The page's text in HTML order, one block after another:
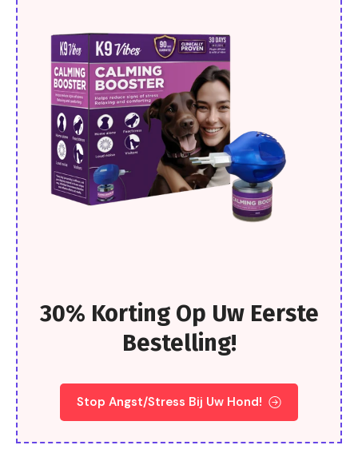
30% Korting Op Uw Eerste
Bestelling!
Stop Angst/Stress Bij Uw Hond!